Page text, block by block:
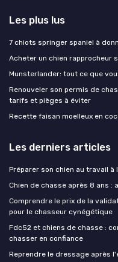
Les plus lus
7 chiots springer spaniel à
Acheter un chien rapprocheur
Munsterlander: tout ce que
Renouveler son permis de
tarifs et pièges à éviter
Recette faisan moelleux en
Les derniers articles
Préparer son chien au travail
Chien de chasse après 8 ans
Comprendre le prix de la
pour le chasseur cynégétique
Fdc52 et chiens de chasse :
chasser en confiance
Reprendre le dressage après